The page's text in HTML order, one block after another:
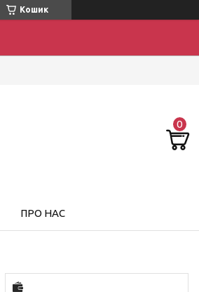
Кошик
ПРО НАС